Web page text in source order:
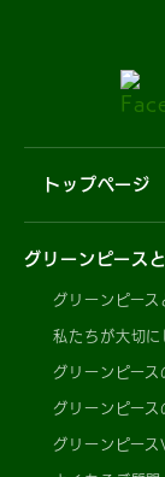
トップページ
グリーンピース
グリーンピース
私たちが大切に
グリーンピース
グリーンピース
グリーンピー